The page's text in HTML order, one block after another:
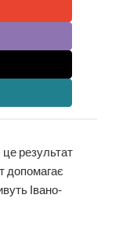
результат
допомагає
Івано-